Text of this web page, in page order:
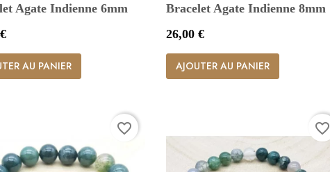
Agate Indienne 6mm
AU PANIER
Bracelet Agate Indienne 8mm
Prix
26,00 €
AJOUTER AU PANIER
favorite_border favorite_border